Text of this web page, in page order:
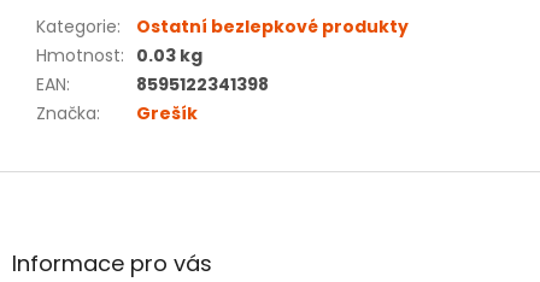
Kategorie:
Ostatní bezlepkové produkty
Hmotnost: 0.03 kg
EAN:
8595122341398
Značka: Grešík
Z
aInformace pro vás